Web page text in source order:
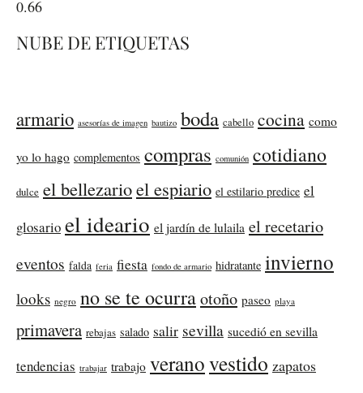
NUBE DE ETIQUETAS
armario asesorías de imagen bautizo boda cabello cocina como
yo lo hago complementos compras comunión cotidiano
dulce el bellezarioel espiario el estilario predice el
glosario el ideario el jardín de lulaila el recetario
eventos falda feria fiesta fondo de armario hidratante invierno
looks negro no se te ocurraotoño paseo playa
primavera rebajas salado salir sevilla sucedió en sevilla
tendencias trabajar trabajo veranovestido zapatos